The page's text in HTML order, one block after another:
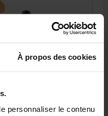
À propos des cookies
personnaliser le contenu
ALLOWANCE
D1=M5